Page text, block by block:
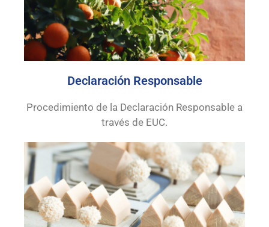
Declaración Responsable
Procedimiento de la Declaración Responsable a
través de EUC.